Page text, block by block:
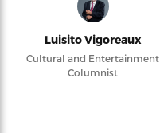
Luisito Vigoreaux
Cultural and Entertainment
Columnist